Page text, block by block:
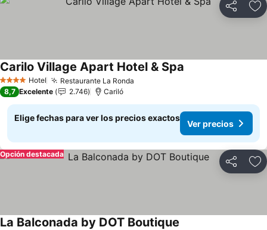
Compartir
4 EstrellasHotel Restaurante La Ronda
Carilo Village Apart Hotel & Spa
8,7 Excelente 2.746 Cariló
Elige fechas para ver los precios exactos
Ver precios
Compartir
Opción destacada
La Balconada by DOT Boutique